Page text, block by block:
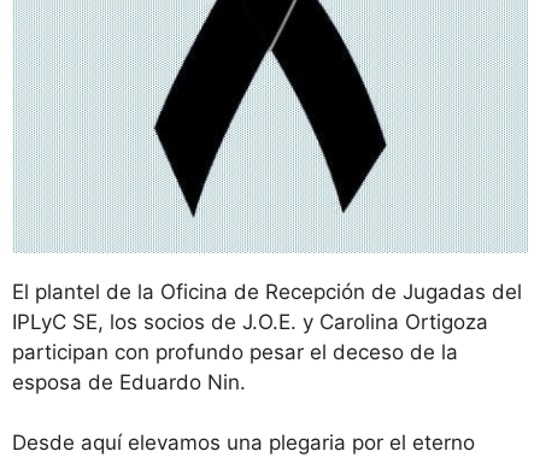
El plantel de la Oficina de Recepción de Jugadas del
IPLyC SE, los socios de J.O.E. y Carolina Ortigoza
participan con profundo pesar el deceso de la
esposa de Eduardo Nin.
Desde aquí elevamos una plegaria por el eterno